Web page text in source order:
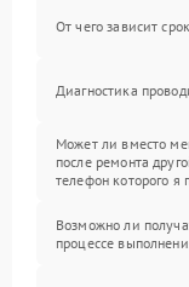
От чего зависит
Диагностика
Может ли вместо
после ремонта
телефон которого я
Возможно ли
процессе